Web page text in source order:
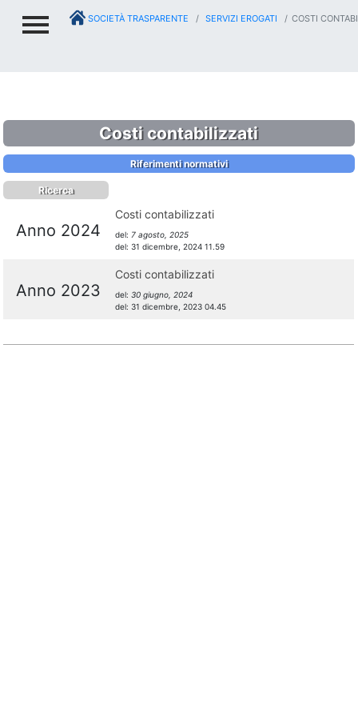
SOCIETÀ TRASPARENTE SERVIZI EROGATI COSTI
Costi contabilizzati
Riferimenti normativi
Ricerca
Anno 2024
Costi contabilizzati
del: 7 agosto, 2025
del:31 dicembre, 2024 11.59
Anno 2023
Costi contabilizzati
del:30 giugno, 2024
del:31 dicembre, 2023 04.45